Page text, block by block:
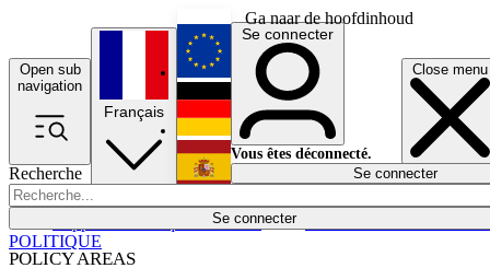
Ga naar de hoofdinhoud
Open sub
navigation
Close menu
Recherche
Se connecter
POLICY AREAS
Économie
Français
English
Deutsch
Español
Se connecter
Vous êtes déconnecté.
Se connecter
POLITIQUE